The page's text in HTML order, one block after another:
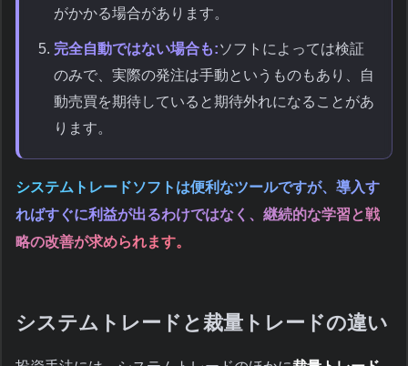
がかかる場合があります。
完全自動ではない場合も:ソフトによっては検証
のみで、実際の発注は手動というものもあり、自
動売買を期待していると期待外れになることがあ
ります。
システムトレードソフトは便利なツールですが、導入す
ればすぐに利益が出るわけではなく、継続的な学習と戦
略の改善が求められます。
システムトレードと裁量トレードの違い